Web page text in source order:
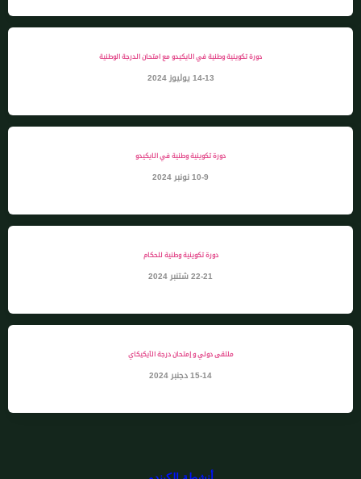
دورة تكوينية وطنية في الايكيدو مع امتحان الدرجة الوطنية
14-13 يوليوز 2024
دورة تكوينية وطنية في الايكيدو
10-9 نونبر 2024
دورة تكوينية وطنية للحكام
22-21 شتنبر 2024
ملتقى دولي و إمتحان درجة الآيكيكاي
15-14 دجنبر 2024